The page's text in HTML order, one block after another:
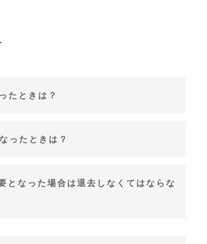
たときは？
ったときは？
となった場合は退去しなくてはならな